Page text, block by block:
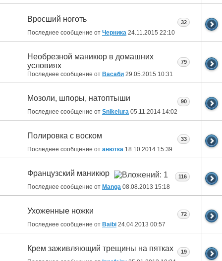
Вросший ноготь
Последнее сообщение от Черника 24.11.2015 22:10
32
Необрезной маникюр в домашних
условиях
Последнее сообщение от Васаби 29.05.2015 10:31
79
Мозоли, шпоры, натоптыши
Последнее сообщение от Snikelura 05.11.2014 14:02
90
Полировка с воском
Последнее сообщение от анютка 18.10.2014 15:39
33
Французский маникюр
Последнее сообщение от Manga 08.08.2013 15:18
116
Ухоженные ножки
Последнее сообщение от Baibi 24.04.2013 00:57
72
Крем заживляющий трещины на пятках 19